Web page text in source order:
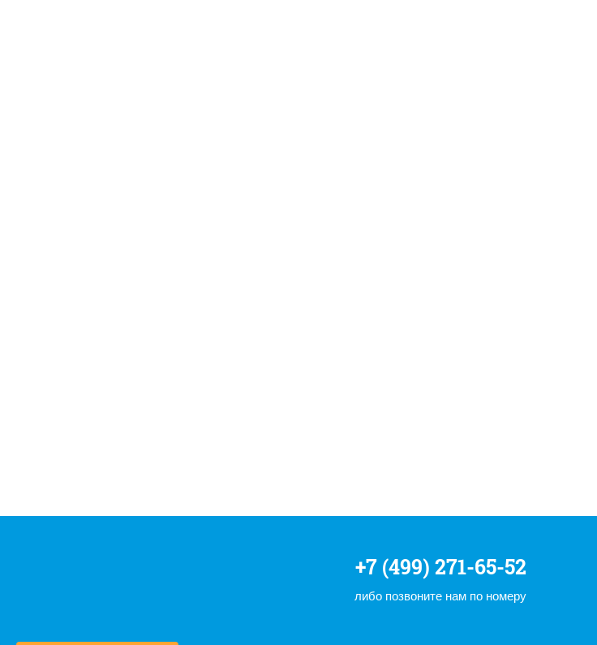
+7 (499) 271-65-52
либо позвоните нам по номеру